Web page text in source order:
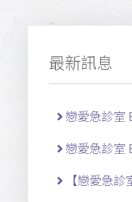
最新訊息
戀愛急診室
戀愛急診室
【戀愛急